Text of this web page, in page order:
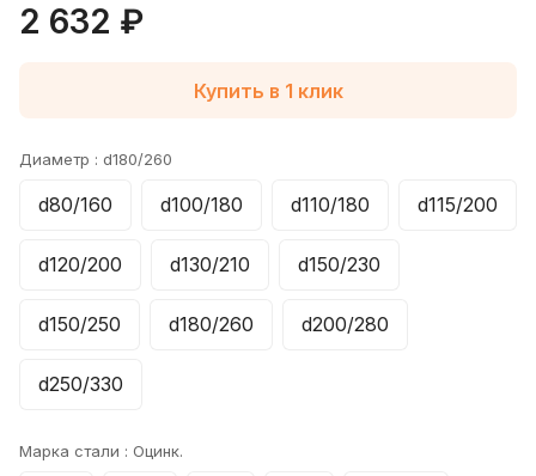
2 632 ₽
Купить в 1 клик
Диаметр : d180/260
d80/160 d100/180 d110/180 d115/200
d120/200 d130/210 d150/230
d150/250 d180/260 d200/280
d250/330
Марка стали : Оцинк.